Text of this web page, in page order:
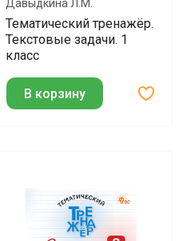
Давыдкина Л.М.
Тематический тренажёр.
Текстовые задачи. 1
класс
В корзину